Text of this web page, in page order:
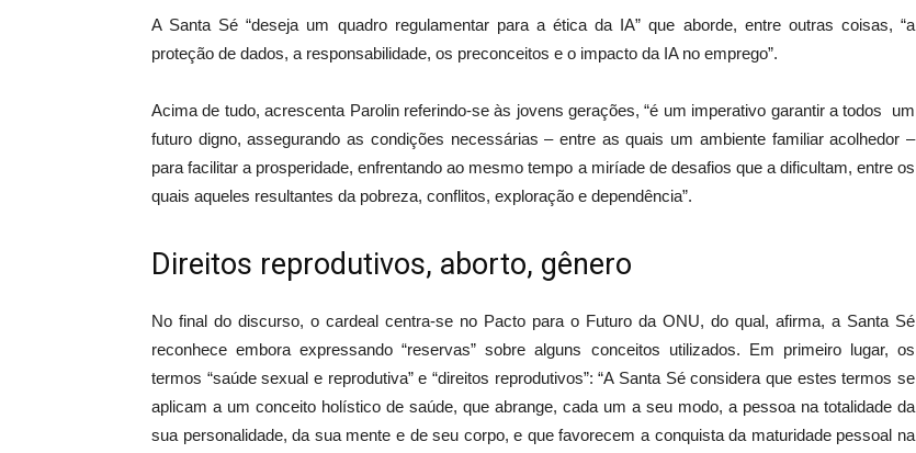
A Santa Sé “deseja um quadro regulamentar para a ética da IA” que aborde, entre outras coisas, “a
proteção de dados, a responsabilidade, os preconceitos e o impacto da IA ​​no emprego”.
Acima de tudo, acrescenta Parolin referindo-se às jovens gerações, “é um imperativo garantir a todos um
futuro digno, assegurando as condições necessárias – entre as quais um ambiente familiar acolhedor –
para facilitar a prosperidade, enfrentando ao mesmo tempo a miríade de desafios que a dificultam, entre os
quais aqueles resultantes da pobreza, conflitos, exploração e dependência”.
Direitos reprodutivos, aborto, gênero
No final do discurso, o cardeal centra-se no Pacto para o Futuro da ONU, do qual, afirma, a Santa Sé
reconhece embora expressando “reservas” sobre alguns conceitos utilizados. Em primeiro lugar, os
termos “saúde sexual e reprodutiva” e “direitos reprodutivos”: “A Santa Sé considera que estes termos se
aplicam a um conceito holístico de saúde, que abrange, cada um a seu modo, a pessoa na totalidade da
sua personalidade, da sua mente e de seu corpo, e que favorecem a conquista da maturidade pessoal na